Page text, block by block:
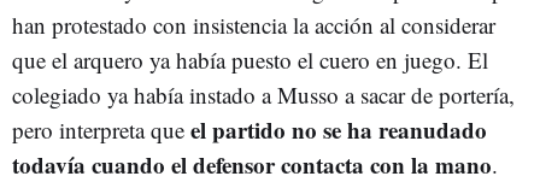
han protestado con insistencia la acción al considerar
que el arquero ya había puesto el cuero en juego. El
colegiado ya había instado a Musso a sacar de portería,
pero interpreta que el partido no se ha reanudado
todavía cuando el defensor contacta con la mano.